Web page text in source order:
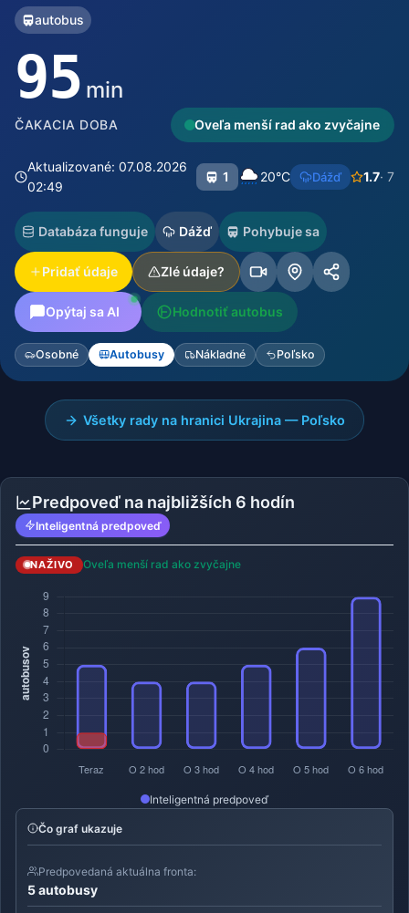
autobus
95 min
ČAKACIA DOBA Oveľa menší rad ako zvyčajne
Aktualizované: 07.08.2026
02:49
1 20°C Dážď 1.7· 7
Databáza funguje Dážď Pohybuje sa
Pridať údaje Zlé údaje?
Opýtaj sa AI Hodnotiť autobus
Osobné Autobusy Nákladné Poľsko
Všetky rady na hranici Ukrajina — Poľsko
Predpoveď na najbližších 6 hodín
Inteligentná predpoveď
NAŽIVO Oveľa menší rad ako zvyčajne
Inteligentná predpoveď
Čo graf ukazuje
Predpovedaná aktuálna fronta:
5 autobusy